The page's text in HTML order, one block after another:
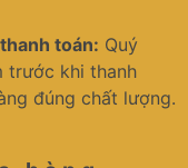
toán: Quý
trước khi thanh
đúng chất lượng.